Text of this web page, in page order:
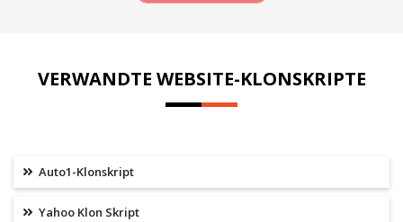
VERWANDTE WEBSITE-KLONSKRIPTE
Auto1-Klonskript
Yahoo Klon Skript